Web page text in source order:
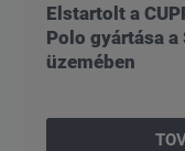
Elstartolt a
Polo gyártása a
üzemében